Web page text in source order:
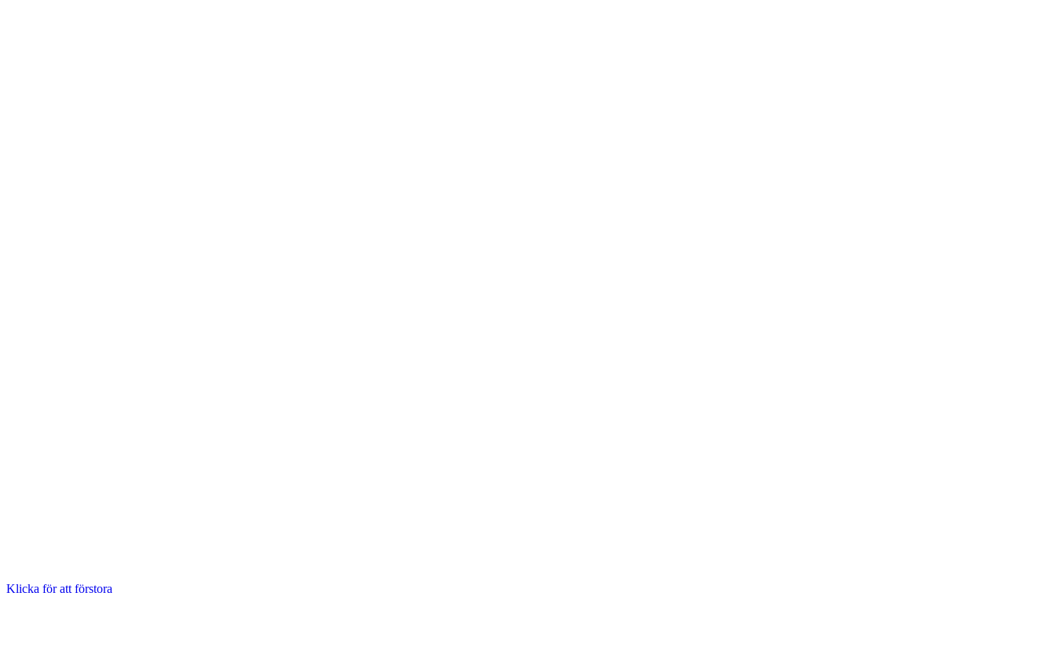
Klicka för att förstora